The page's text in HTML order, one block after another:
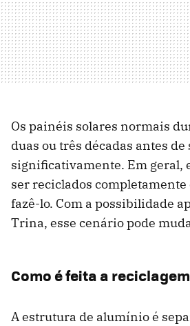
Os painéis solares normais
duas ou três décadas antes
significativamente. Em geral,
ser reciclados completamente
fazê-lo. Com a possibilidade
Trina, esse cenário pode
Como é feita a reciclagem
A estrutura de alumínio é